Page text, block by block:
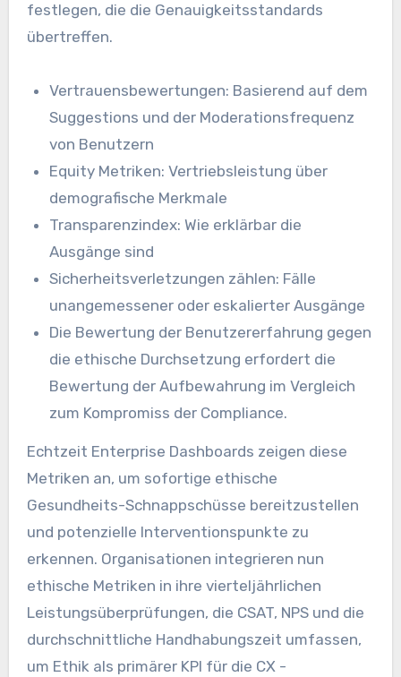
festlegen, die die Genauigkeitsstandards
übertreffen.
Vertrauensbewertungen: Basierend auf dem
Suggestions und der Moderationsfrequenz
von Benutzern
Equity Metriken: Vertriebsleistung über
demografische Merkmale
Transparenzindex: Wie erklärbar die
Ausgänge sind
Sicherheitsverletzungen zählen: Fälle
unangemessener oder eskalierter Ausgänge
Die Bewertung der Benutzererfahrung gegen
die ethische Durchsetzung erfordert die
Bewertung der Aufbewahrung im Vergleich
zum Kompromiss der Compliance.
Echtzeit Enterprise Dashboards zeigen diese
Metriken an, um sofortige ethische
Gesundheits-Schnappschüsse bereitzustellen
und potenzielle Interventionspunkte zu
erkennen. Organisationen integrieren nun
ethische Metriken in ihre vierteljährlichen
Leistungsüberprüfungen, die CSAT, NPS und die
durchschnittliche Handhabungszeit umfassen,
um Ethik als primärer KPI für die CX -